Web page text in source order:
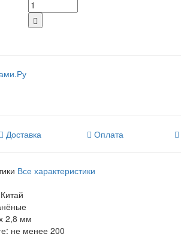
Доставка Оплата
Все характеристики
Китай
2,8 мм
не менее 200